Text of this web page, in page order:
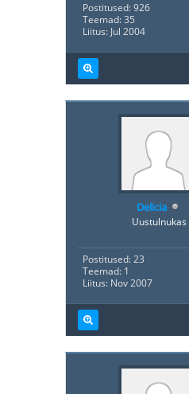
Postitused: 926
Teemad: 35
Liitus: Jul 2004
Delicia
Uustulnukas
Postitused: 23
Teemad: 1
Liitus: Nov 2007